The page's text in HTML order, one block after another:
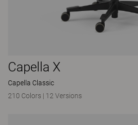
Capella X
Capella Classic
210 Colors | 12 Versions